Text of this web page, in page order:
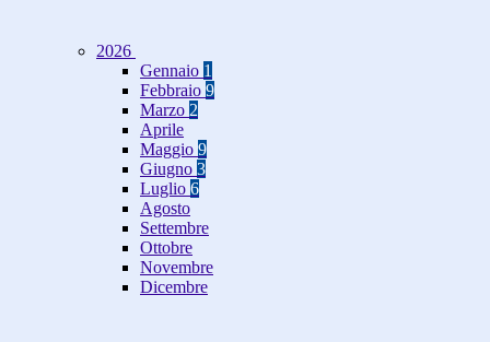
2026
Gennaio 1
Febbraio 9
Marzo 2
Aprile
Maggio 9
Giugno 3
Luglio 6
Agosto
Settembre
Ottobre
Novembre
Dicembre